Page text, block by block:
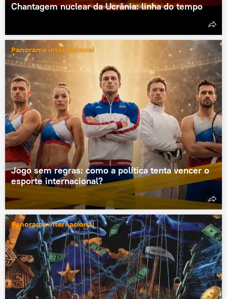
Chantagem nuclear da Ucrânia: linha do tempo
Panorama internacional
Jogo sem regras: como a política tenta vencer o
esporte internacional?
Panorama internacional